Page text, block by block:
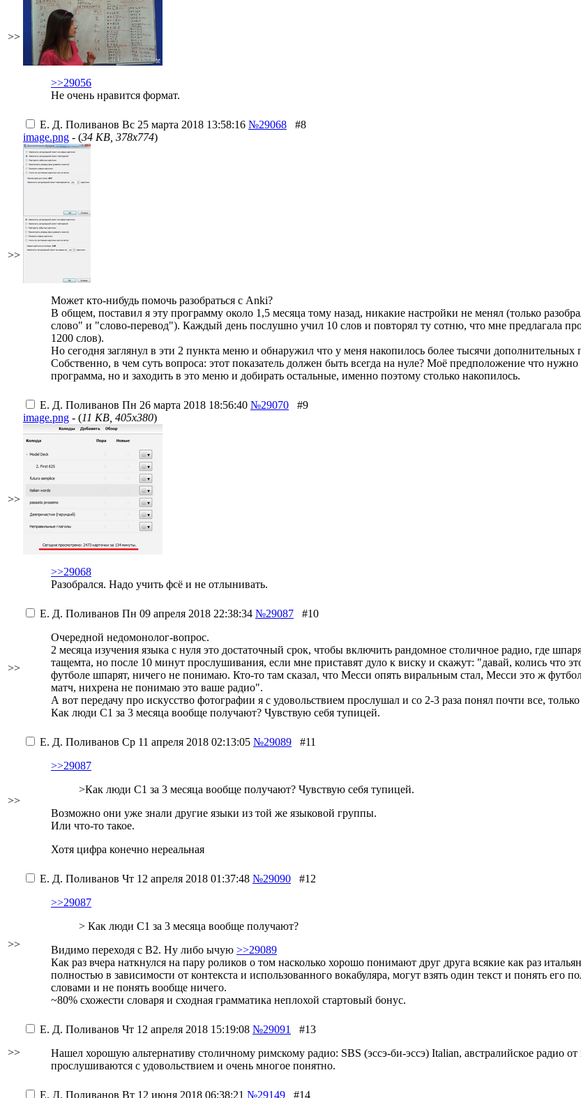
>>
>>29056
Не очень нравится формат.
>>
Е. Д. Поливанов Вс 25 марта 2018 13:58:16 №29068
#8
image.png - (34 KB, 378x774)
Может кто-нибудь помочь разобраться с Anki?
В общем, поставил я эту программу около 1,5 месяца тому назад, никакие настройки не менял (только
слово" и "слово-перевод"). Каждый день послушно учил 10 слов и повторял ту сотню, что мне предлагала
1200 слов).
Но сегодня заглянул в эти 2 пункта меню и обнаружил что у меня накопилось более тысячи дополнительных
Собственно, в чем суть вопроса: этот показатель должен быть всегда на нуле? Моё предположение что
программа, но и заходить в это меню и добирать остальные, именно поэтому столько накопилось.
>>
Е. Д. Поливанов Пн 26 марта 2018 18:56:40 №29070
#9
image.png - (11 KB, 405x380)
>>29068
Разобрался. Надо учить фсё и не отлынивать.
>>
Е. Д. Поливанов Пн 09 апреля 2018 22:38:34 №29087
#10
Очередной недомонолог-вопрос.
2 месяца изучения языка с нуля это достаточный срок, чтобы включить рандомное столичное радио, где
тащемта, но после 10 минут прослушивания, если мне приставят дуло к виску и скажут: "давай, колись что
футболе шпарят, ничего не понимаю. Кто-то там сказал, что Месси опять виральным стал, Месси это ж
матч, нихрена не понимаю это ваше радио".
А вот передачу про искусство фотографии я с удовольствием прослушал и со 2-3 раза понял почти все, только
Как люди С1 за 3 месяца вообще получают? Чувствую себя тупицей.
>>
Е. Д. Поливанов Ср 11 апреля 2018 02:13:05 №29089
#11
>>29087
>Как люди С1 за 3 месяца вообще получают? Чувствую себя тупицей.
Возможно они уже знали другие языки из той же языковой группы.
Или что-то такое.
Хотя цифра конечно нереальная
>>
Е. Д. Поливанов Чт 12 апреля 2018 01:37:48 №29090
#12
>>29087
> Как люди С1 за 3 месяца вообще получают?
Видимо переходя с B2. Ну либо ычую >>29089
Как раз вчера наткнулся на пару роликов о том насколько хорошо понимают друг друга всякие как раз
полностью в зависимости от контекста и использованного вокабуляра, могут взять один текст и понять его
словами и не понять вообще ничего.
~80% схожести словаря и сходная грамматика неплохой стартовый бонус.
>>
Е. Д. Поливанов Чт 12 апреля 2018 15:19:08 №29091
#13
Нашел хорошую альтернативу столичному римскому радио: SBS (эссэ-би-эссэ) Italian, австралийское радио
прослушиваются с удовольствием и очень многое понятно.
Е. Д. Поливанов Вт 12 июня 2018 06:38:21 №29149 #14